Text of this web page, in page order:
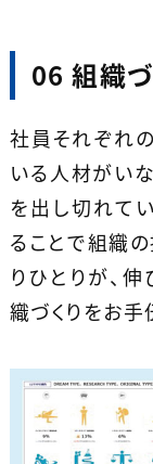
06 組織づ
社員それぞれ
いる人材がい
を出し切れて
ることで組織
りひとりが、
織づくりをお手